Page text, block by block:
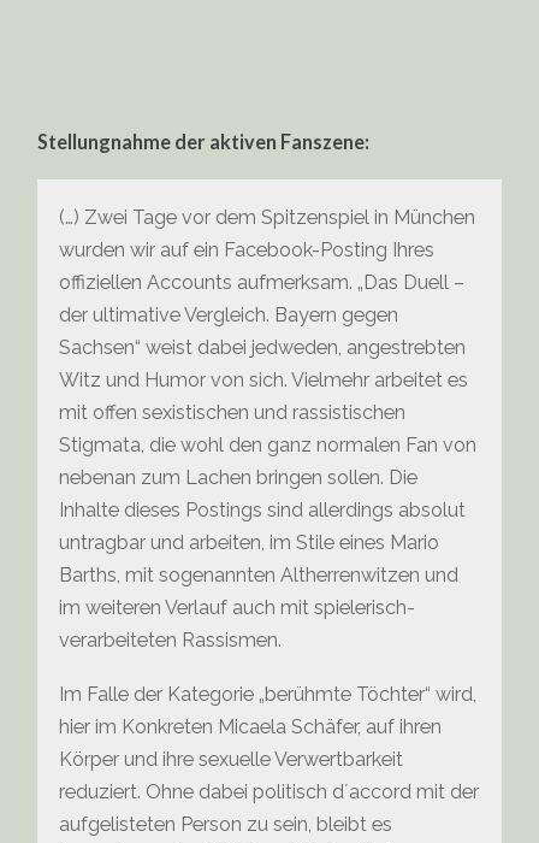
Stellungnahme der aktiven Fanszene:
(…) Zwei Tage vor dem Spitzenspiel in München
wurden wir auf ein Facebook-Posting Ihres
offiziellen Accounts aufmerksam. „Das Duell –
der ultimative Vergleich. Bayern gegen
Sachsen“ weist dabei jedweden, angestrebten
Witz und Humor von sich. Vielmehr arbeitet es
mit offen sexistischen und rassistischen
Stigmata, die wohl den ganz normalen Fan von
nebenan zum Lachen bringen sollen. Die
Inhalte dieses Postings sind allerdings absolut
untragbar und arbeiten, im Stile eines Mario
Barths, mit sogenannten Altherrenwitzen und
im weiteren Verlauf auch mit spielerisch-
verarbeiteten Rassismen.
Im Falle der Kategorie „berühmte Töchter“ wird,
hier im Konkreten Micaela Schäfer, auf ihren
Körper und ihre sexuelle Verwertbarkeit
reduziert. Ohne dabei politisch d´accord mit der
aufgelisteten Person zu sein, bleibt es